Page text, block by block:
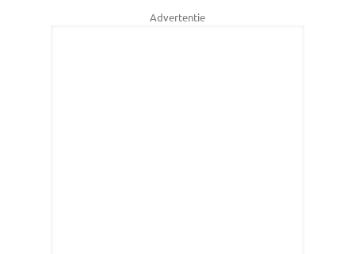
Advertentie